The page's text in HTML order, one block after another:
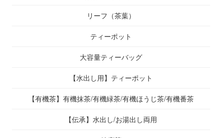
リーフ（茶葉）
ティーポット
大容量ティーバッグ
【水出し用】ティーポット
【有機茶】有機抹茶/有機緑茶/有機ほうじ茶/有機番茶
【伝承】水出し/お湯出し両用